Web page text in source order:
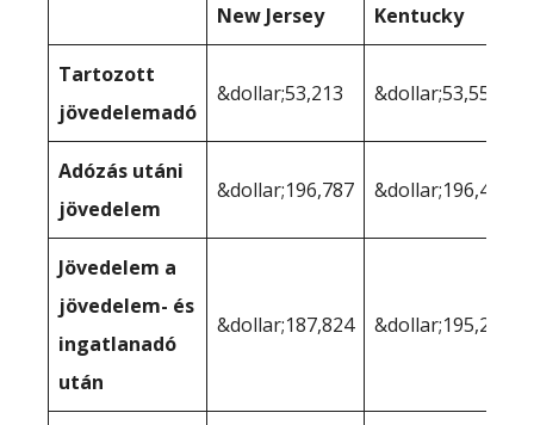
New Jersey Kentucky
Tartozott
jövedelemadó
&dollar;53,213 &dollar;53,555
Adózás utáni
jövedelem
&dollar;196,787 &dollar;196,445
Jövedelem a
jövedelem- és
ingatlanadó
után
&dollar;187,824 &dollar;195,239